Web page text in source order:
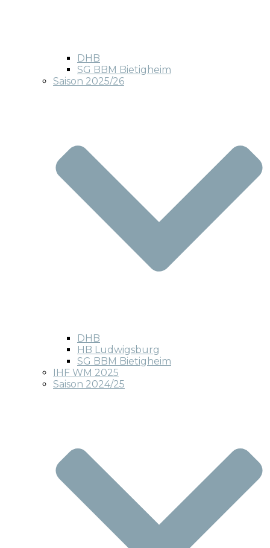
DHB
SG BBM Bietigheim
Saison 2025/26
DHB
HB Ludwigsburg
SG BBM Bietigheim
IHF WM 2025
Saison 2024/25